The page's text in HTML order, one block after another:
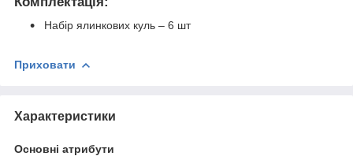
Набір ялинкових куль – 6 шт
Приховати
Характеристики
Основні атрибути